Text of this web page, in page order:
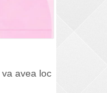
va avea loc